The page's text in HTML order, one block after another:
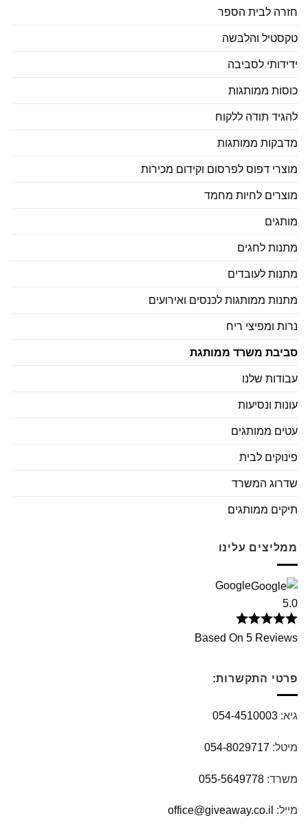
חזרה לבית הספר
טקסטיל והלבשה
ידידותי לסביבה
כוסות ממותגות
להגיד תודה ללקוח
מדבקות ממותגות
מוצרי דפוס לפרסום וקידום מכירות
מוצרים לחיות מחמד
מותגים
מתנות לחגים
מתנות לעובדים
מתנות ממותגות לכנסים ואירועים
נרות ומפיצי ריח
סביבת משרד ממותגת
עבודות שלנו
עונות ונסיעות
עטים ממותגים
פינוקים לבית
שדרוג המשרד
תיקים ממותגים
ממליצים עלינו
Google
5.0
Based On 5 Reviews
פרטי התקשרות:
גיא: 054-4510003
מיטל: 054-8029717
משרד: 055-5649778
מייל: office@giveaway.co.il